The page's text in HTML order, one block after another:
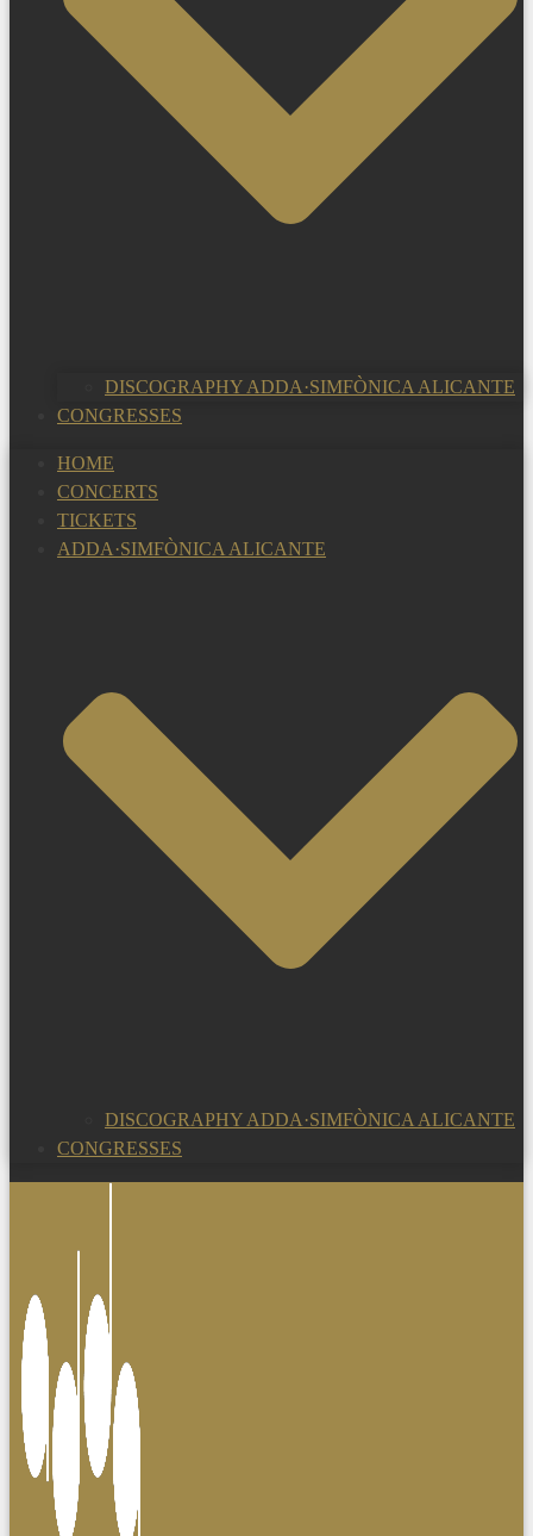
DISCOGRAPHY ADDA·SIMFÒNICA ALICANTE
CONGRESSES
HOME
CONCERTS
TICKETS
ADDA·SIMFÒNICA ALICANTE
DISCOGRAPHY ADDA·SIMFÒNICA ALICANTE
CONGRESSES